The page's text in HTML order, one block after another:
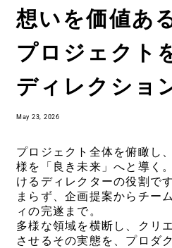
想いを価値あ
プロジェクト
ディレクショ
May 23, 2026
プロジェクト全体を俯瞰し
様を「良き未来」へと導く
けるディレクターの役割で
まらず、企画提案からチー
ィの完遂まで。
多様な領域を横断し、クリ
させるその実態を、プロダ